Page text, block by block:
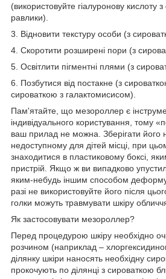
(використовуйте гіалуронову кислоту
равлики).
3. Відновити текстуру особи (з
4. Скоротити розширені пори (з
5. Освітлити пігментні плями (з
6. Позбутися від постакне (з
сироваткою з галактомисисом).
Пам'ятайте, що мезороллер є
індивідуального користування, тому
ваш прилад не можна. Зберігати його
недоступному для дітей місці, при
знаходитися в пластиковому боксі,
пристрій. Якщо ж ви випадково
яким-небудь іншим способом
разі не використовуйте його після
голки можуть травмувати шкіру
Як застосовувати мезороллер?
Перед процедурою шкіру необхідно
розчином (наприклад –
ділянку шкіри наносять необхідну
прокочують по ділянці з сироваткою